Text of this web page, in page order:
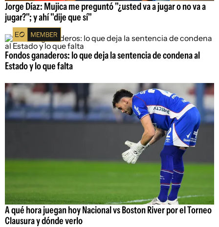
Jorge Díaz: Mujica me preguntó "¿usted va a jugar o no va a
jugar?"; y ahí "dije que sí"
Fondos ganaderos: lo que deja la sentencia de condena al
Estado y lo que falta
A qué hora juegan hoy Nacional vs Boston River por el Torneo
Clausura y dónde verlo